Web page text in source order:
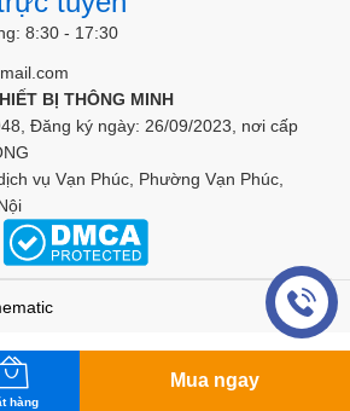
hàng
hàng
Mua ngay
phát hiện có rò rỉ khí gas
8:30 - 17:30
BỊ THÔNG MINH
Đăng ký ngày: 26/09/2023, nơi cấp
vụ Vạn Phúc, Phường Vạn Phúc,